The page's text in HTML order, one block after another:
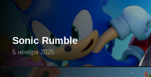
Sonic Rumble
5 ноября 2025